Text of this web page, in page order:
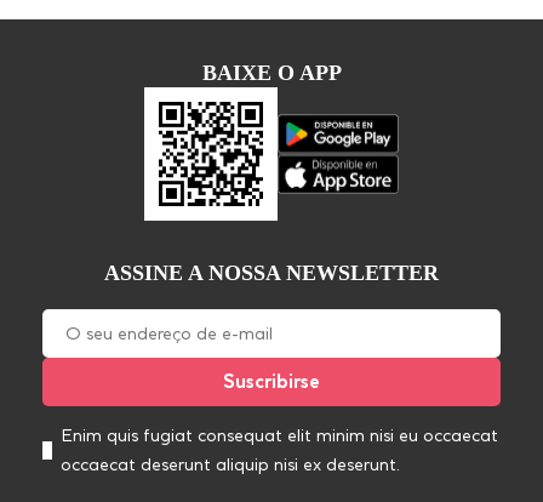
BAIXE O APP
ASSINE A NOSSA NEWSLETTER
Enim quis fugiat consequat elit minim nisi eu occaecat
occaecat deserunt aliquip nisi ex deserunt.